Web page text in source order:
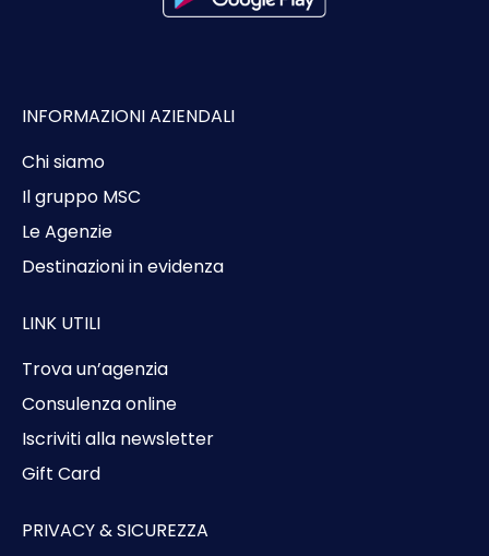
INFORMAZIONI AZIENDALI
Chi siamo
Il gruppo MSC
Le Agenzie
Destinazioni in evidenza
LINK UTILI
Trova un’agenzia
Consulenza online
Iscriviti alla newsletter
Gift Card
PRIVACY & SICUREZZA